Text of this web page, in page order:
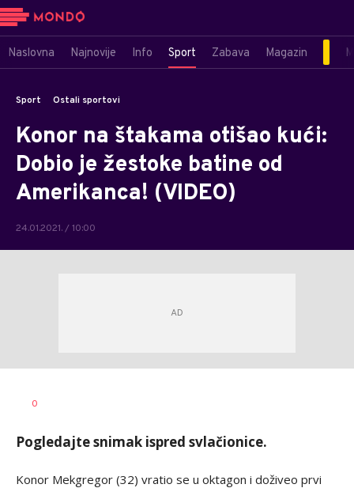
Naslovna Najnovije Info Sport Zabava Magazin
Sport Ostali sportovi
Konor na štakama otišao kući:
Dobio je žestoke batine od
Amerikanca! (VIDEO)
24.01.2021. / 10:00
AUTOR
0
Pogledajte snimak ispred svlačionice.
Konor Mekgregor (32) vratio se u oktagon i doživeo prvi